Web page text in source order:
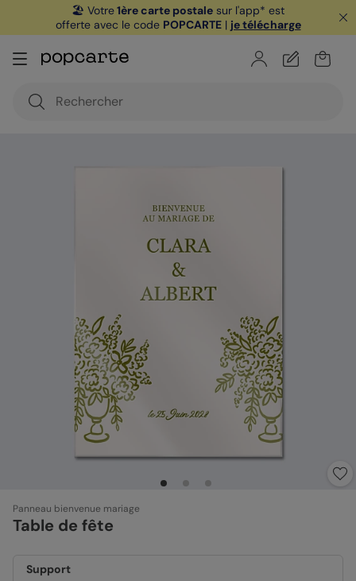
🏖️ Votre1ère carte postale sur l'app* est
offerte avec le code POPCARTE| je télécharge
Panneau bienvenue mariage
Table de fête
Support